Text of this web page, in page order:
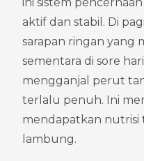
aktif dan stabil. Di
sarapan ringan yang
sementara di sore
mengganjal perut
terlalu penuh. Ini
mendapatkan nutrisi
lambung.